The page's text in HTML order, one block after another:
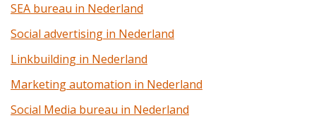
SEA bureau in Nederland
Social advertising in Nederland
Linkbuilding in Nederland
Marketing automation in Nederland
Social Media bureau in Nederland